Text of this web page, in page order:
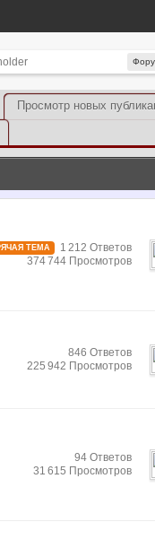
Просмотр новых
ТЕМА
1 212 Ответов
374 744 Просмотров
846 Ответов
225 942 Просмотров
94 Ответов
31 615 Просмотров